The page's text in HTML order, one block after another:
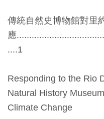
出
版
文
典
藏
傳統自然史博物館對里
應
....1
Responding to the Rio
Natural History
Climate Change